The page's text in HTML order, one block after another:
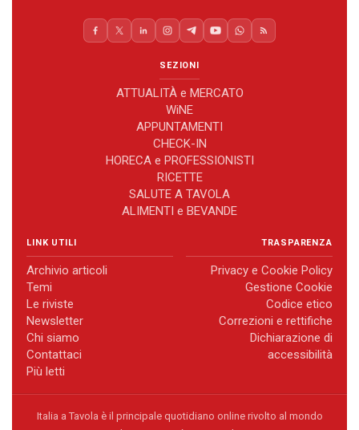
SEZIONI
ATTUALITÀ e MERCATO
WiNE
APPUNTAMENTI
CHECK-IN
HORECA e PROFESSIONISTI
RICETTE
SALUTE A TAVOLA
ALIMENTI e BEVANDE
LINK UTILI
Archivio articoli
Temi
Le riviste
Newsletter
Chi siamo
Contattaci
Più letti
TRASPARENZA
Privacy e Cookie Policy
Gestione Cookie
Codice etico
Correzioni e rettifiche
Dichiarazione di
accessibilità
Italia a Tavola è il principale quotidiano online rivolto al mondo